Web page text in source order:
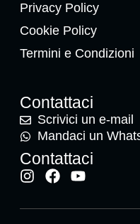
Privacy Policy
Cookie Policy
Termini e Condizioni
Contattaci
Scrivici un e-mail
Mandaci un
Contattaci